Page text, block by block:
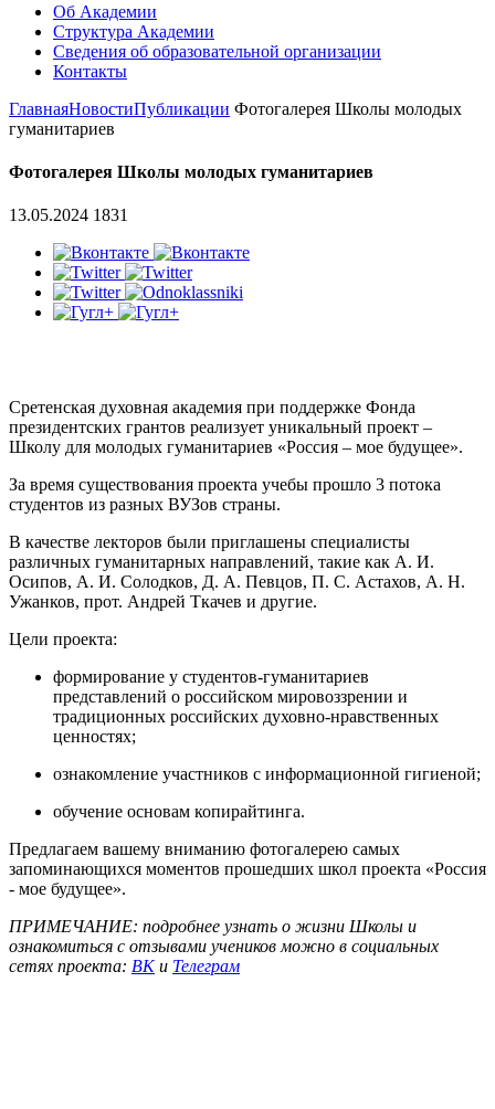
Об Академии
Структура Академии
Сведения об образовательной организации
Контакты
ГлавнаяНовостиПубликации Фотогалерея Школы молодых
гуманитариев
Фотогалерея Школы молодых гуманитариев
13.05.2024 1831
Сретенская духовная академия при поддержке Фонда
президентских грантов реализует уникальный проект –
Школу для молодых гуманитариев «Россия – мое будущее».
За время существования проекта учебы прошло 3 потока
студентов из разных ВУЗов страны.
В качестве лекторов были приглашены специалисты
различных гуманитарных направлений, такие как А. И.
Осипов, А. И. Солодков, Д. А. Певцов, П. С. Астахов, А. Н.
Ужанков, прот. Андрей Ткачев и другие.
Цели проекта:
формирование у студентов-гуманитариев
представлений о российском мировоззрении и
традиционных российских духовно-нравственных
ценностях;
ознакомление участников с информационной гигиеной;
обучение основам копирайтинга.
Предлагаем вашему вниманию фотогалерею самых
запоминающихся моментов прошедших школ проекта «Россия
- мое будущее».
ПРИМЕЧАНИЕ: подробнее узнать о жизни Школы и
ознакомиться с отзывами учеников можно в социальных
сетях проекта: ВКи Телеграм